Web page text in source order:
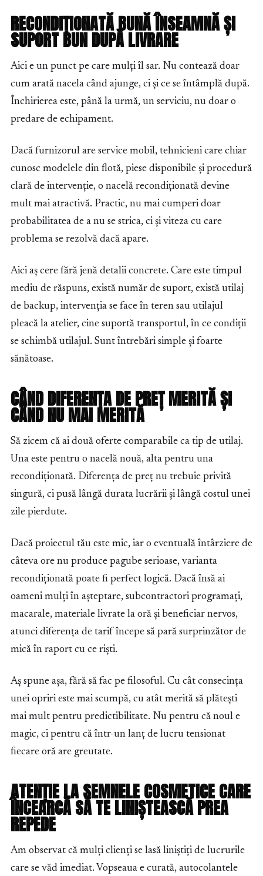
RECONDIȚIONATĂ BUNĂ ÎNSEAMNĂ ȘI
SUPORT BUN DUPĂ LIVRARE
Aici e un punct pe care mulți îl sar. Nu contează doar
cum arată nacela când ajunge, ci și ce se întâmplă după.
Închirierea este, până la urmă, un serviciu, nu doar o
predare de echipament.
Dacă furnizorul are service mobil, tehnicieni care chiar
cunosc modelele din flotă, piese disponibile și procedură
clară de intervenție, o nacelă recondiționată devine
mult mai atractivă. Practic, nu mai cumperi doar
probabilitatea de a nu se strica, ci și viteza cu care
problema se rezolvă dacă apare.
Aici aș cere fără jenă detalii concrete. Care este timpul
mediu de răspuns, există număr de suport, există utilaj
de backup, intervenția se face în teren sau utilajul
pleacă la atelier, cine suportă transportul, în ce condiții
se schimbă utilajul. Sunt întrebări simple și foarte
sănătoase.
CÂND DIFERENȚA DE PREȚ MERITĂ ȘI
CÂND NU MAI MERITĂ
Să zicem că ai două oferte comparabile ca tip de utilaj.
Una este pentru o nacelă nouă, alta pentru una
recondiționată. Diferența de preț nu trebuie privită
singură, ci pusă lângă durata lucrării și lângă costul unei
zile pierdute.
Dacă proiectul tău este mic, iar o eventuală întârziere de
câteva ore nu produce pagube serioase, varianta
recondiționată poate fi perfect logică. Dacă însă ai
oameni mulți în așteptare, subcontractori programați,
macarale, materiale livrate la oră și beneficiar nervos,
atunci diferența de tarif începe să pară surprinzător de
mică în raport cu ce riști.
Aș spune așa, fără să fac pe filosoful. Cu cât consecința
unei opriri este mai scumpă, cu atât merită să plătești
mai mult pentru predictibilitate. Nu pentru că noul e
magic, ci pentru că într-un lanț de lucru tensionat
fiecare oră are greutate.
ATENȚIE LA SEMNELE COSMETICE CARE
ÎNCEARCĂ SĂ TE LINIȘTEASCĂ PREA
REPEDE
Am observat că mulți clienți se lasă liniștiți de lucrurile
care se văd imediat. Vopseaua e curată, autocolantele